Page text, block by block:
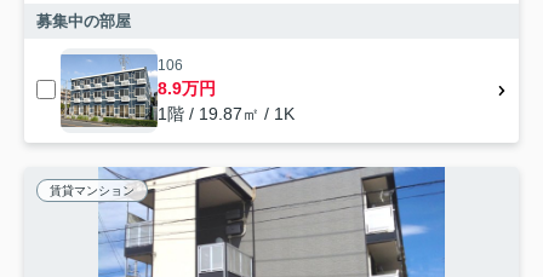
募集中の部屋
106
8.9万円
1階 / 19.87㎡ / 1K
賃貸マンション